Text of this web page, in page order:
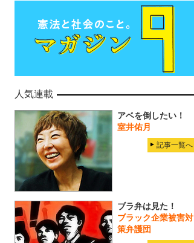
人気連載
アベを倒したい！
室井佑月
記事一覧へ
ブラ弁は見た！
ブラック企業被害対
策弁護団